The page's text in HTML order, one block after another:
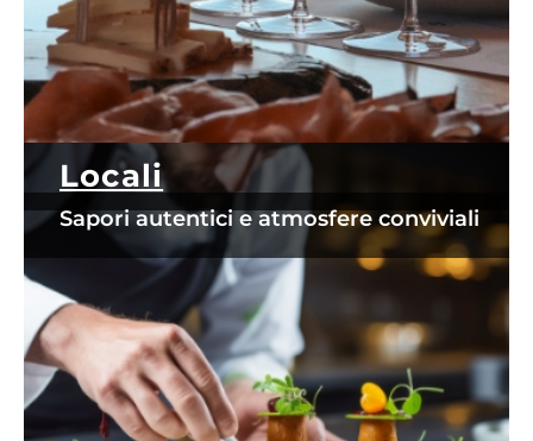
Locali
Sapori autentici e atmosfere conviviali